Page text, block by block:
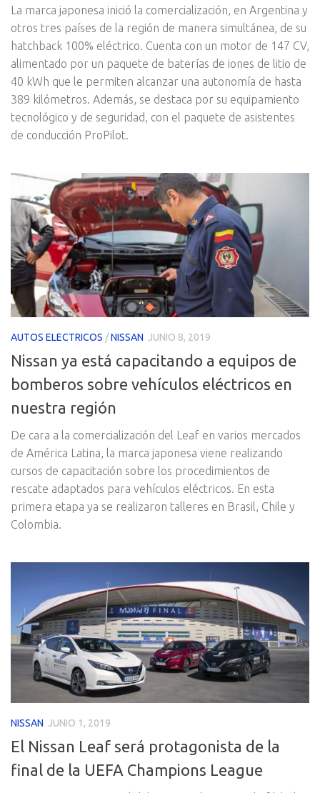
La marca japonesa inició la comercialización, en Argentina y
otros tres países de la región de manera simultánea, de su
hatchback 100% eléctrico. Cuenta con un motor de 147 CV,
alimentado por un paquete de baterías de iones de litio de
40 kWh que le permiten alcanzar una autonomía de hasta
389 kilómetros. Además, se destaca por su equipamiento
tecnológico y de seguridad, con el paquete de asistentes
de conducción ProPilot.
AUTOS ELECTRICOS /NISSAN JUNIO 8, 2019
Nissan ya está capacitando a equipos de
bomberos sobre vehículos eléctricos en
nuestra región
De cara a la comercialización del Leaf en varios mercados
de América Latina, la marca japonesa viene realizando
cursos de capacitación sobre los procedimientos de
rescate adaptados para vehículos eléctricos. En esta
primera etapa ya se realizaron talleres en Brasil, Chile y
Colombia.
NISSAN JUNIO 1, 2019
El Nissan Leaf será protagonista de la
final de la UEFA Champions League